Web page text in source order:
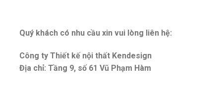
Quý khách có nhu cầu xin vui lòng liên hệ:
Công ty Thiết kế nội thất Kendesign
Địa chỉ: Tầng 9, số 61 Vũ Phạm Hàm